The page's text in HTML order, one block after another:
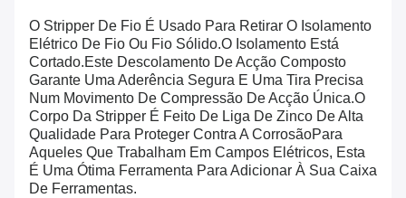
O Stripper De Fio É Usado Para Retirar O Isolamento
Elétrico De Fio Ou Fio Sólido.O Isolamento Está
Cortado.Este Descolamento De Acção Composto
Garante Uma Aderência Segura E Uma Tira Precisa
Num Movimento De Compressão De Acção Única.O
Corpo Da Stripper É Feito De Liga De Zinco De Alta
Qualidade Para Proteger Contra A CorrosãoPara
Aqueles Que Trabalham Em Campos Elétricos, Esta
É Uma Ótima Ferramenta Para Adicionar À Sua Caixa
De Ferramentas.